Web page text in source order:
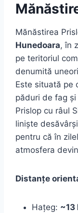
Mănăstirea
Hunedoara, în
pe teritoriul
denumită
Este situată pe
păduri de fag
Prislop cu râul
liniște
pentru că în
atmosfera
Distanțe
Hațeg: ~13